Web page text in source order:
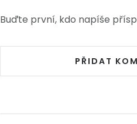
Buďte první, kdo napíše
PŘIDAT